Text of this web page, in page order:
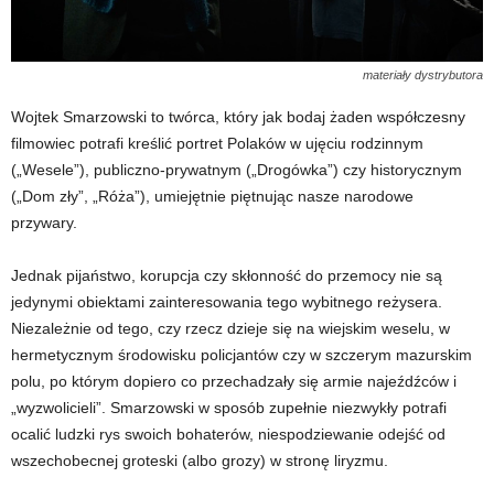
materiały dystrybutora
Wojtek Smarzowski to twórca, który jak bodaj żaden współczesny
filmowiec potrafi kreślić portret Polaków w ujęciu rodzinnym
(„Wesele”), publiczno-prywatnym („Drogówka”) czy historycznym
(„Dom zły”, „Róża”), umiejętnie piętnując nasze narodowe
przywary.
Jednak pijaństwo, korupcja czy skłonność do przemocy nie są
jedynymi obiektami zainteresowania tego wybitnego reżysera.
Niezależnie od tego, czy rzecz dzieje się na wiejskim weselu, w
hermetycznym środowisku policjantów czy w szczerym mazurskim
polu, po którym dopiero co przechadzały się armie najeźdźców i
„wyzwolicieli”. Smarzowski w sposób zupełnie niezwykły potrafi
ocalić ludzki rys swoich bohaterów, niespodziewanie odejść od
wszechobecnej groteski (albo grozy) w stronę liryzmu.